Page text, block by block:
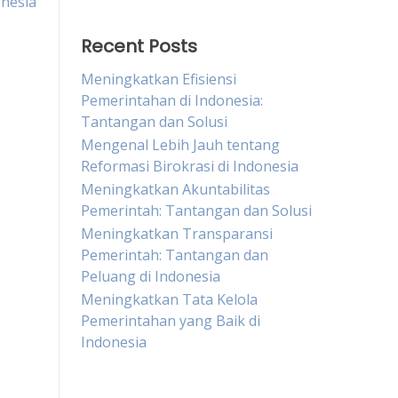
Recent Posts
Meningkatkan Efisiensi
Pemerintahan di Indonesia:
Tantangan dan Solusi
Mengenal Lebih Jauh tentang
Reformasi Birokrasi di Indonesia
Meningkatkan Akuntabilitas
Pemerintah: Tantangan dan Solusi
Meningkatkan Transparansi
Pemerintah: Tantangan dan
Peluang di Indonesia
Meningkatkan Tata Kelola
Pemerintahan yang Baik di
Indonesia